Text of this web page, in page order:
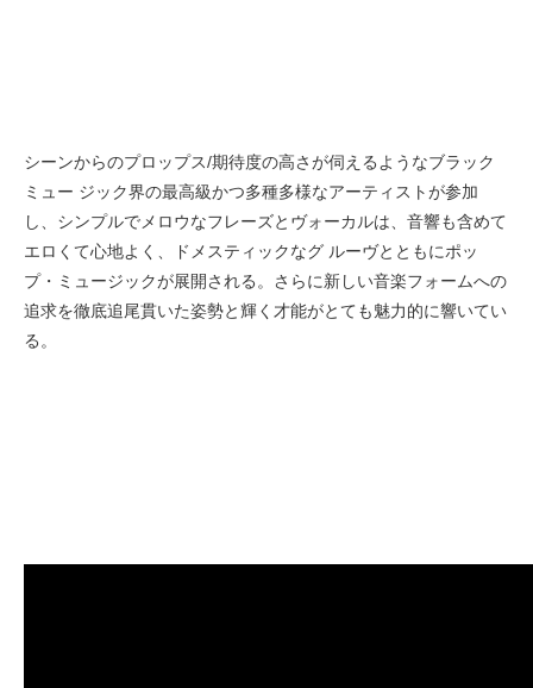
シーンからのプロップス/期待度の高さが伺えるようなブラック
ミュー ジック界の最高級かつ多種多様なアーティストが参加
し、シンプルでメロウなフレーズとヴォーカルは、音響も含めて
エロくて心地よく、ドメスティックなグ ルーヴとともにポッ
プ・ミュージックが展開される。さらに新しい音楽フォームへの
追求を徹底追尾貫いた姿勢と輝く才能がとても魅力的に響いてい
る。